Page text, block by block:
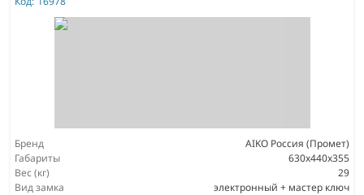
Бренд
AIKO Россия (Промет)
Габариты
630x440x355
Вес (кг)
29
Вид замка
электронный + мастер ключ